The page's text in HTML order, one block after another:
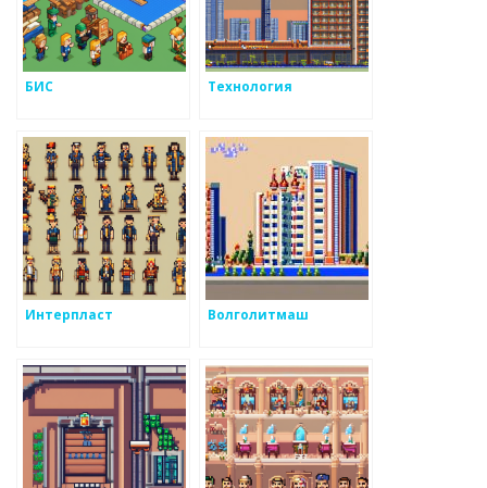
БИС Технология
Интерпласт Волголитмаш